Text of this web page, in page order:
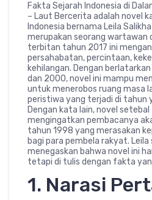
Fakta Sejarah Indonesia di
– Laut Bercerita adalah novel
Indonesia bernama Leila
merupakan seorang wartawan
terbitan tahun 2017 ini
persahabatan, percintaan,
kehilangan. Dengan
dan 2000, novel ini mampu
untuk menerobos ruang masa
peristiwa yang terjadi di tahun
Dengan kata lain, novel
mengingatkan pembacanya
tahun 1998 yang merasakan
bagi para pembela rakyat.
menegaskan bahwa novel ini
tetapi di tulis dengan fakta
1. Narasi